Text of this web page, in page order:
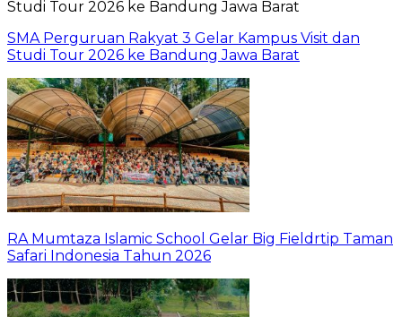
SMA Perguruan Rakyat 3 Gelar Kampus Visit dan
Studi Tour 2026 ke Bandung Jawa Barat
RA Mumtaza Islamic School Gelar Big Fieldrtip Taman
Safari Indonesia Tahun 2026